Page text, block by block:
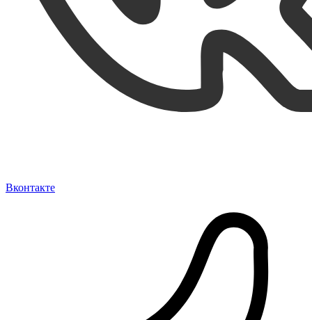
Вконтакте